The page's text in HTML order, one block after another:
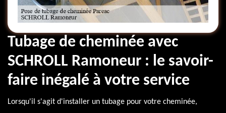
Tubage de cheminée avec
SCHROLL Ramoneur : le savoir-
faire inégalé à votre service
Lorsqu'il s'agit d'installer un tubage pour votre cheminée,